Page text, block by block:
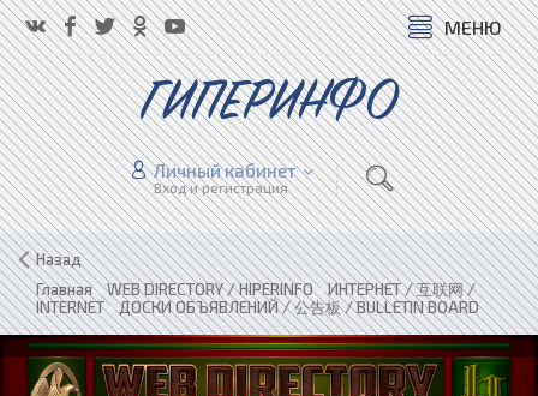
МЕНЮ
ГИПЕРИНФО
Личный кабинет
Вход и регистрация
Назад
Главная»WEB DIRECTORY / HIPERINFO»ИНТЕРНЕТ / 互联网 /
INTERNET»ДОСКИ ОБЪЯВЛЕНИЙ / 公告板 / BULLETIN BOARD